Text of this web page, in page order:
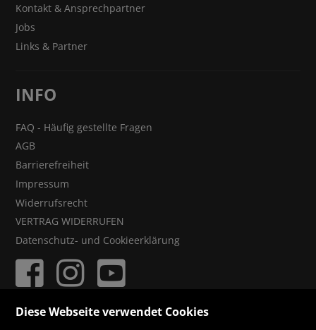
Kontakt & Ansprechpartner
Jobs
Links & Partner
INFO
FAQ - Häufig gestellte Fragen
AGB
Barrierefreiheit
Impressum
Widerrufsrecht
VERTRAG WIDERRUFEN
Datenschutz- und Cookieerklärung
Diese Webseite verwendet Cookies